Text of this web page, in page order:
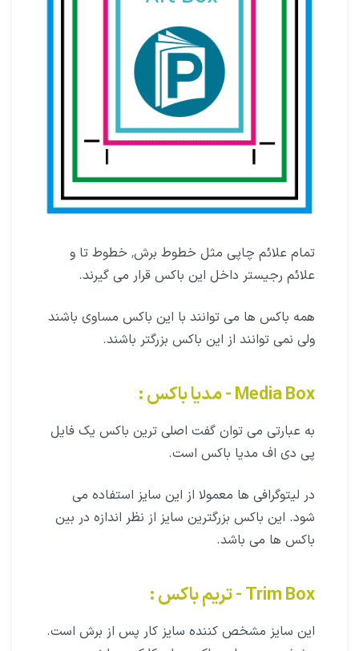
تمام علائم چاپی مثل خطوط برش٬ خطوط تا و
علائم رجیستر داخل این باکس قرار می گیرند.
همه باکس ها می توانند با این باکس مساوی باشند
ولی نمی توانند از این باکس بزرگتر باشند.
Media Box - مدیا باکس :
به عبارتی می توان گفت اصلی ترین باکس یک فایل
پی دی اف مدیا باکس است.
در لیتوگرافی ها معمولا از این سایز استفاده می
شود. این باکس بزرگترین سایز از نظر اندازه در بین
باکس ها می باشد.
Trim Box - تریم باکس :
این سایز مشخص کننده سایز کار پس از برش است.